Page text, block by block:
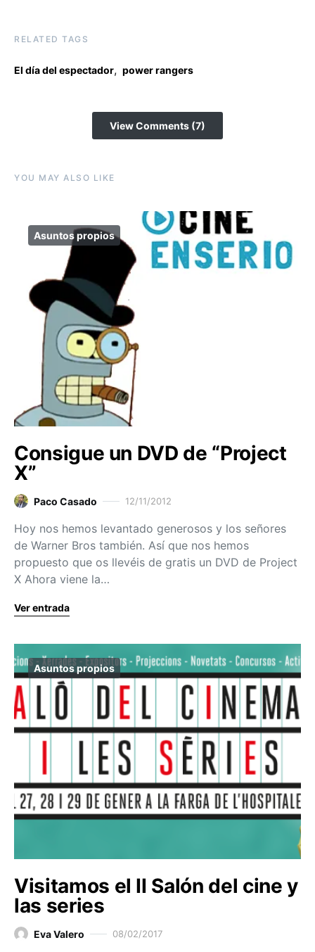
RELATED TAGS
El día del espectador, power rangers
View Comments (7)
YOU MAY ALSO LIKE
Asuntos propios
Consigue un DVD de “Project
X”
Paco Casado 12/11/2012
Hoy nos hemos levantado generosos y los señores
de Warner Bros también. Así que nos hemos
propuesto que os llevéis de gratis un DVD de Project
X Ahora viene la…
Ver entrada
Asuntos propios
Visitamos el II Salón del cine y
las series
Eva Valero 08/02/2017